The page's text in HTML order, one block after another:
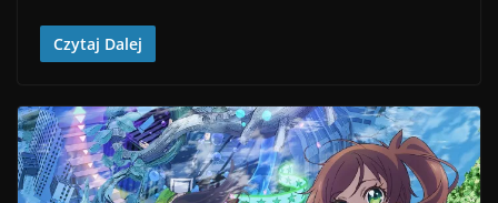
Czytaj Dalej